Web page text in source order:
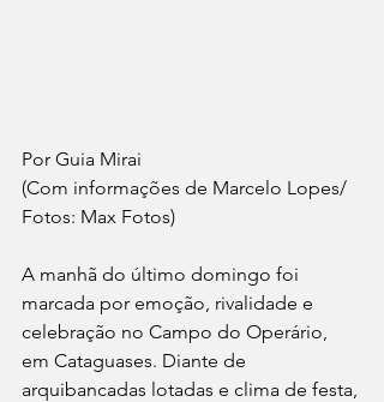
Por Guia Mirai
(Com informações de Marcelo Lopes/
Fotos: Max Fotos)
A manhã do último domingo foi
marcada por emoção, rivalidade e
celebração no Campo do Operário,
em Cataguases. Diante de
arquibancadas lotadas e clima de festa,